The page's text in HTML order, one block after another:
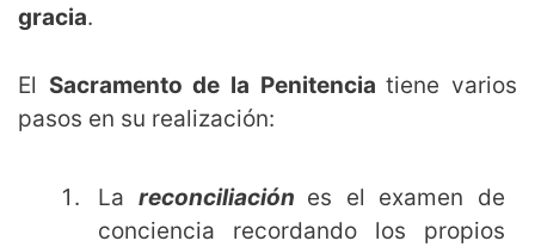
gracia.
El Sacramento de la Penitenciatiene varios
pasos en su realización:
La reconciliación es el examen de
conciencia recordando los propios